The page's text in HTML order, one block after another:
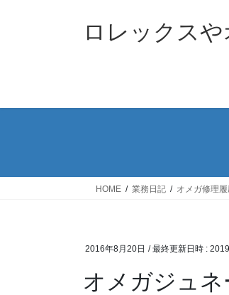
ス
ン
ロレックス
HOME 業務日記 オメガ修理
2016年8月20日 / 最終更新日時 :
オメガジュ